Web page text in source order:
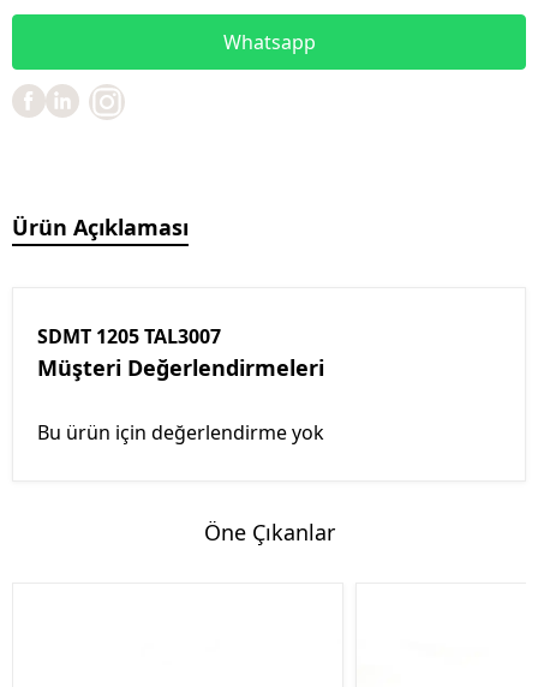
Whatsapp
Ürün Açıklaması
SDMT 1205 TAL3007
Müşteri Değerlendirmeleri
Bu ürün için değerlendirme yok
Öne Çıkanlar